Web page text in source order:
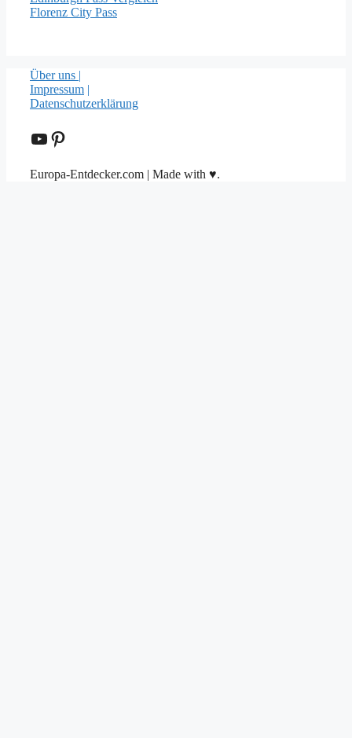
Florenz City Pass
Über uns |
Impressum |
Datenschutzerklärung
YouTube
Pinterest
Europa-Entdecker.com | Made with ♥.